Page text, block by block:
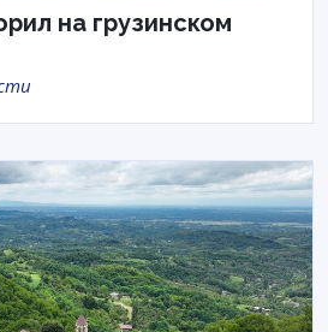
на грузинском